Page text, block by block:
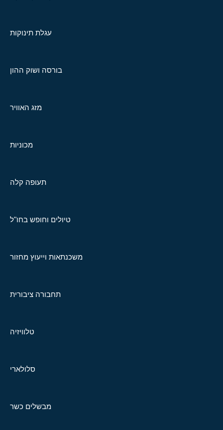
עגלת תינוקות
בורסה ושוק ההון
מזג האוויר
מכוניות
תעופה קלה
טיולים וחופש בחו"ל
משכנתאות וייעוץ מחזור
תחבורה ציבורית
טלוויזיה
סלולארי
מבשלים כשר